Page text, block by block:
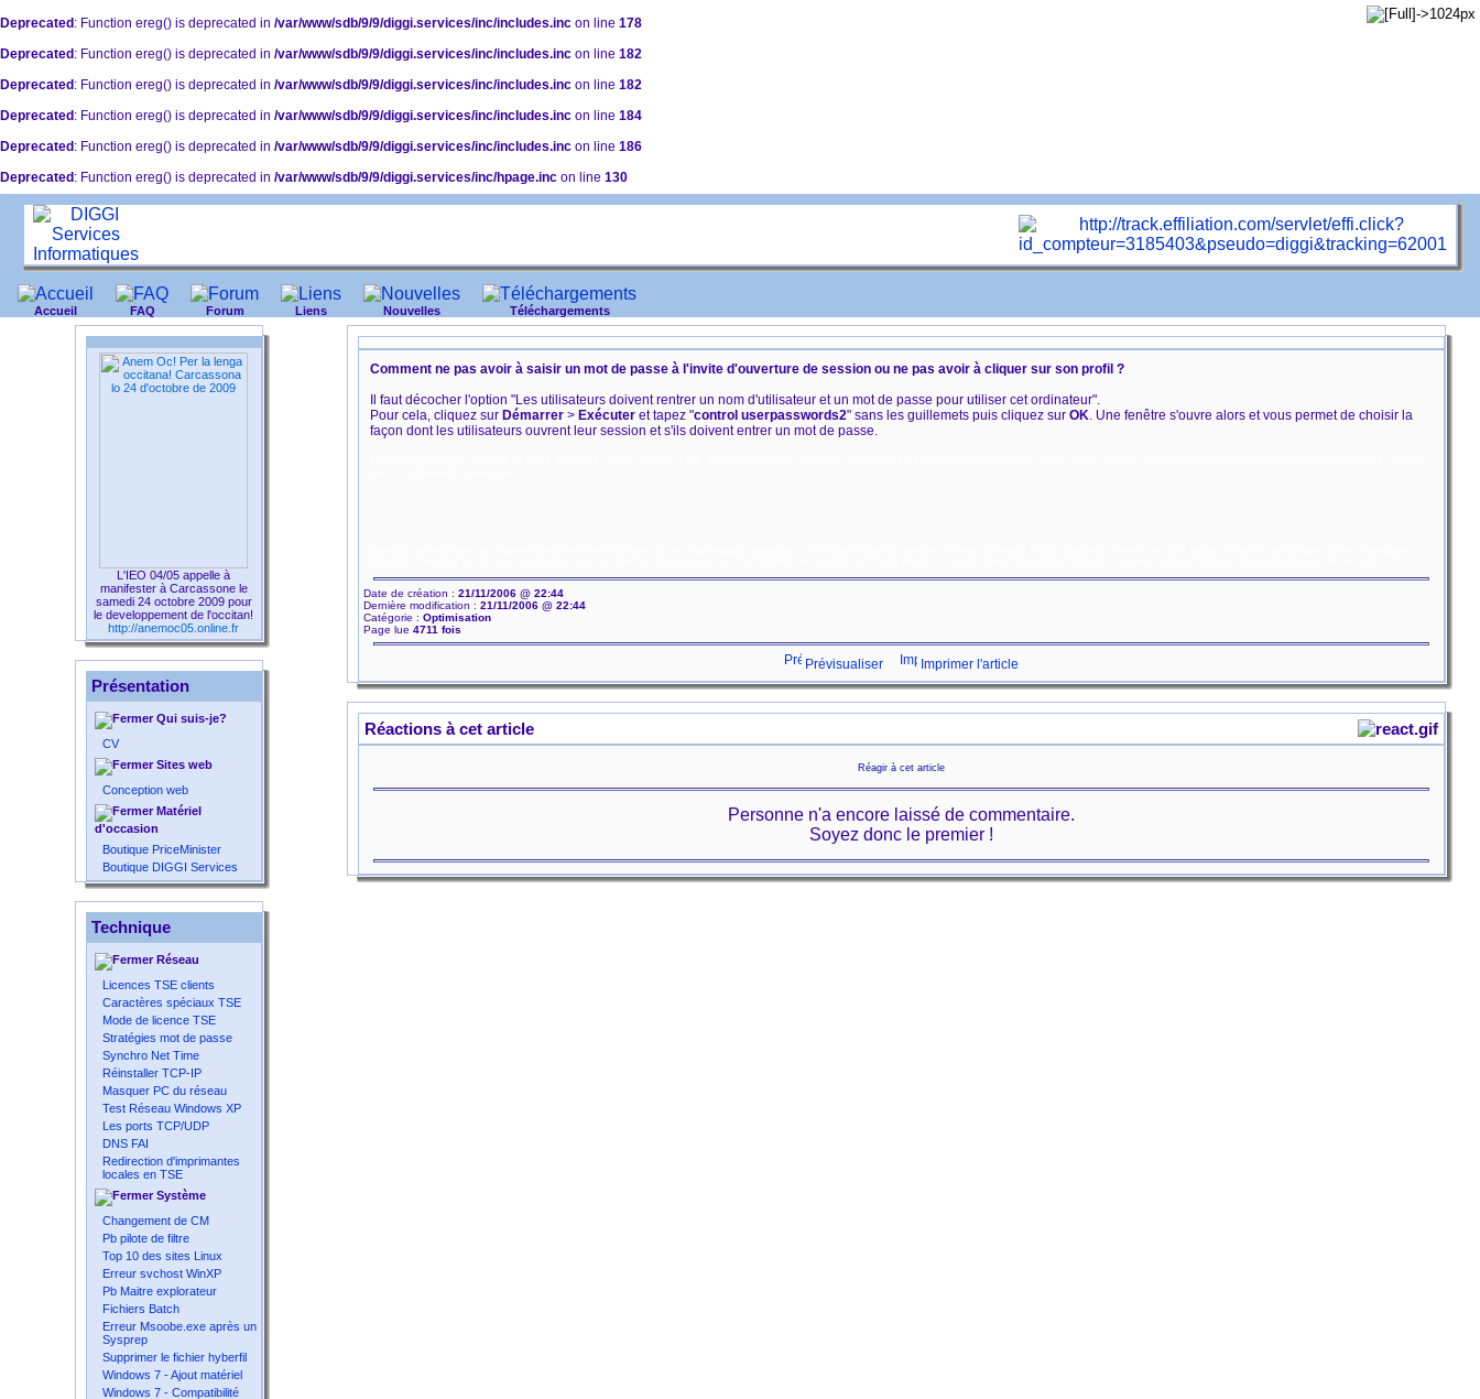
Deprecated : Function ereg() is deprecated in /var/www/sdb/9/9/diggi.services/inc/includes.inc on line 178
Deprecated : Function ereg() is deprecated in /var/www/sdb/9/9/diggi.services/inc/includes.inc on line 182
Deprecated : Function ereg() is deprecated in /var/www/sdb/9/9/diggi.services/inc/includes.inc on line 182
Deprecated : Function ereg() is deprecated in /var/www/sdb/9/9/diggi.services/inc/includes.inc on line 184
Deprecated : Function ereg() is deprecated in /var/www/sdb/9/9/diggi.services/inc/includes.inc on line 186
Deprecated : Function ereg() is deprecated in /var/www/sdb/9/9/diggi.services/inc/hpage.inc on line 130
Accueil FAQ Forum Liens Nouvelles Téléchargements
L'IEO 04/05 appelle à
manifester à Carcassone le
samedi 24 octobre 2009 pour
le developpement de l'occitan!
http://anemoc05.online.fr
Présentation
Qui suis-je?
CV
Sites web
Conception web
Matériel
d'occasion
Boutique PriceMinister
Boutique DIGGI Services
Technique
Réseau
Licences TSE clients
Caractères spéciaux TSE
Mode de licence TSE
Stratégies mot de passe
Synchro Net Time
Réinstaller TCP-IP
Masquer PC du réseau
Test Réseau Windows XP
Les ports TCP/UDP
DNS FAI
Redirection d'imprimantes
locales en TSE
Système
Changement de CM
Pb pilote de filtre
Top 10 des sites Linux
Erreur svchost WinXP
Pb Maitre explorateur
Fichiers Batch
Erreur Msoobe.exe après un
Sysprep
Supprimer le fichier hyberfil
Windows 7 - Ajout matériel
Windows 7 - Compatibilité
Comment ne pas avoir à saisir un mot de passe à l'invite d'ouverture de session ou ne pas avoir à cliquer sur son profil ?
Il faut décocher l'option "Les utilisateurs doivent rentrer un nom d'utilisateur et un mot de passe pour utiliser cet ordinateur".
Pour cela, cliquez sur Démarrer > Exécuter et tapez "control userpasswords2" sans les guillemets puis cliquez sur OK. Une fenêtre s'ouvre alors et vous permet de choisir la
façon dont les utilisateurs ouvrent leur session et s'ils doivent entrer un mot de passe.
Date de création : 21/11/2006 @ 22:44
Dernière modification : 21/11/2006 @ 22:44
Catégorie : Optimisation
Page lue 4711 fois
Prévisualiser Imprimer l'article
Réactions à cet article
Réagir à cet article
Personne n'a encore laissé de commentaire.
Soyez donc le premier !